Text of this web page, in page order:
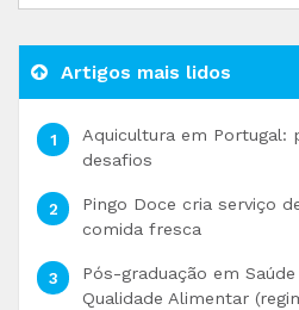
Artigos mais lidos
Aquicultura em Portugal:
desafios
Pingo Doce cria serviço
comida fresca
Pós-graduação em
Qualidade Alimentar